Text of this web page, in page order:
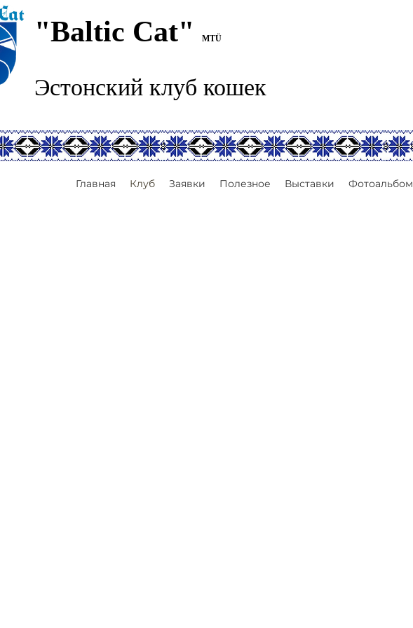
"Baltic Cat" MTÜ
Эстонский клуб кошек
Главная Клуб Заявки Полезное Выставки Фотоальбом